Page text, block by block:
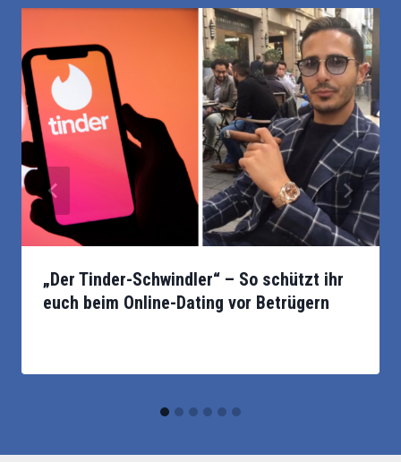
dem „Tinder-Schwindler”, der durch Netflix bekannt
wurde. Foto: Ink Drop - Shutterstock,
„Der Tinder-Schwindler“ – So schützt ihr
euch beim Online-Dating vor Betrügern